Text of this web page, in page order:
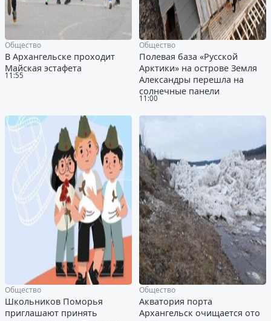
11:55
Общество
В Архангельске проходит
Майская эстафета
11:00
Общество
Полевая база «Русской
Арктики» на острове Земля
Александры перешла на
солнечные панели
Общество
Школьников Поморья
приглашают принять
Общество
Акватория порта
Архангельск очищается ото